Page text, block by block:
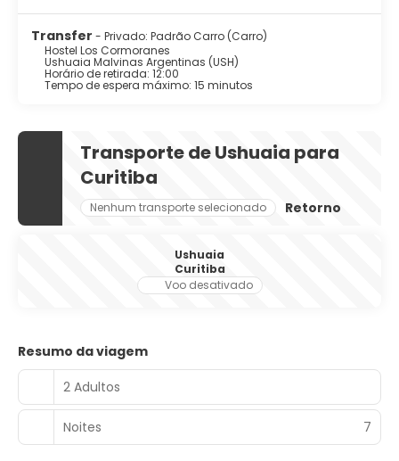
Transfer - Privado: Padrão Carro (Carro)
Hostel Los Cormoranes
Ushuaia Malvinas Argentinas (USH)
Horário de retirada: 12:00
Tempo de espera máximo: 15 minutos
Transporte de Ushuaia para
Curitiba
Nenhum transporte selecionado Retorno
Ushuaia
Curitiba
Voo desativado
Resumo da viagem
2 Adultos
Noites 7